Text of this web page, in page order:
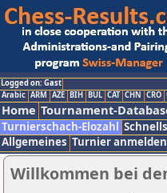
Logged on: Gast
Arabic ARM AZE BIH BUL CAT CHN CRO
Home Tournament-
Turnierschach-Elozahl
Allgemeines Turnier
Willkommen bei